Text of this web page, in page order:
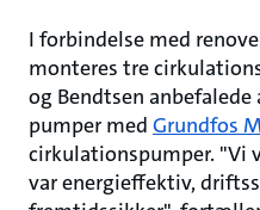
I forbindelse med
monteres tre
og Bendtsen
pumper med Grundfos
cirkulationspumper. "Vi
var energieffektiv,